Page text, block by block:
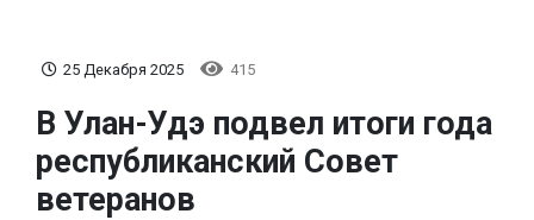
25 Декабря 2025 415
В Улан-Удэ подвел итоги года
республиканский Совет
ветеранов